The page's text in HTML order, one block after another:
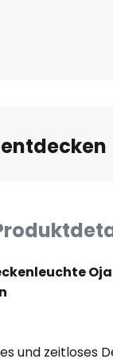
und zeitloses